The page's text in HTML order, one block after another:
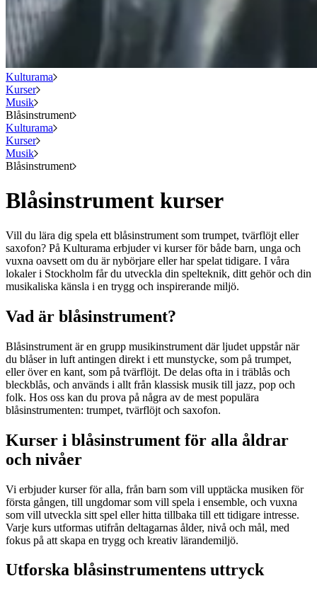
Kulturama
Kurser
Musik
Blåsinstrument
Kulturama
Kurser
Musik
Blåsinstrument
Blåsinstrument kurser
Vill du lära dig spela ett blåsinstrument som trumpet, tvärflöjt eller
saxofon? På Kulturama erbjuder vi kurser för både barn, unga och
vuxna oavsett om du är nybörjare eller har spelat tidigare. I våra
lokaler i Stockholm får du utveckla din spelteknik, ditt gehör och din
musikaliska känsla i en trygg och inspirerande miljö.
Vad är blåsinstrument?
Blåsinstrument är en grupp musikinstrument där ljudet uppstår när
du blåser in luft antingen direkt i ett munstycke, som på trumpet,
eller över en kant, som på tvärflöjt. De delas ofta in i träblås och
bleckblås, och används i allt från klassisk musik till jazz, pop och
folk. Hos oss kan du prova på några av de mest populära
blåsinstrumenten: trumpet, tvärflöjt och saxofon.
Kurser i blåsinstrument för alla åldrar
och nivåer
Vi erbjuder kurser för alla, från barn som vill upptäcka musiken för
första gången, till ungdomar som vill spela i ensemble, och vuxna
som vill utveckla sitt spel eller hitta tillbaka till ett tidigare intresse.
Varje kurs utformas utifrån deltagarnas ålder, nivå och mål, med
fokus på att skapa en trygg och kreativ lärandemiljö.
Utforska blåsinstrumentens uttryck